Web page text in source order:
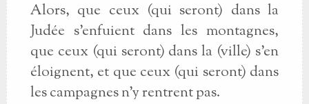
Alors, que ceux (qui seront) dans la
Judée s'enfuient dans les montagnes,
que ceux (qui seront) dans la (ville) s'en
éloignent, et que ceux (qui seront) dans
les campagnes n'y rentrent pas.